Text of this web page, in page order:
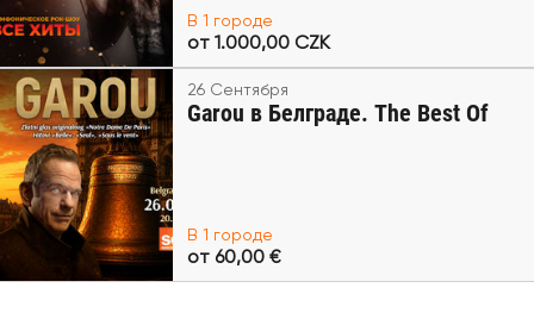
В 1 городе
от 1.000,00 CZK
26 Сентября
Garou в Белграде. The Best Of
В 1 городе
от 60,00 €